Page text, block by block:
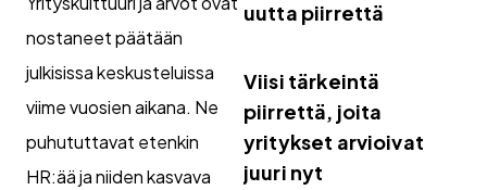
nostaneet päätään
julkisissa keskusteluissa
viime vuosien aikana. Ne
puhututtavat etenkin
HR:ää ja niiden kasvava
uutta piirrettä
Viisi tärkeintä
piirrettä, joita
yritykset arvioivat
juuri nyt